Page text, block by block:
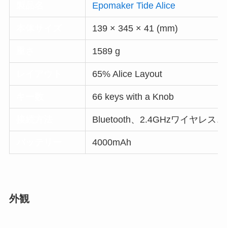
Epomaker Tide Alice
139 × 345 × 41 (mm)
1589 g
65% Alice Layout
66 keys with a Knob
Bluetooth、2.4GHzワイヤレス
4000mAh
外観